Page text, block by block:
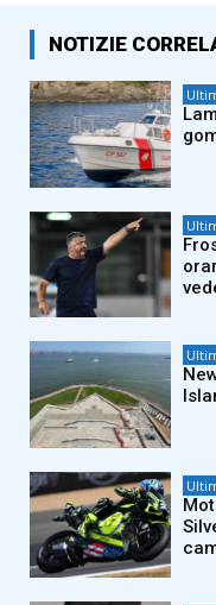
NOTIZIE